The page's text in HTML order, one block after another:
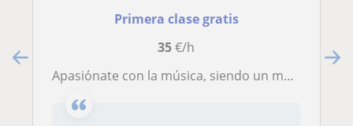
Primera clase gratis
35€/h
Apasiónate con la música, siendo un músico completo. Clases de música, especialidad en piano